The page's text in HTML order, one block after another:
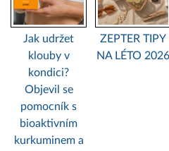
Jak udržet
klouby v
kondici?
Objevil se
pomocník s
bioaktivním
kurkuminem a
ZEPTER TIPY
NA LÉTO 2026